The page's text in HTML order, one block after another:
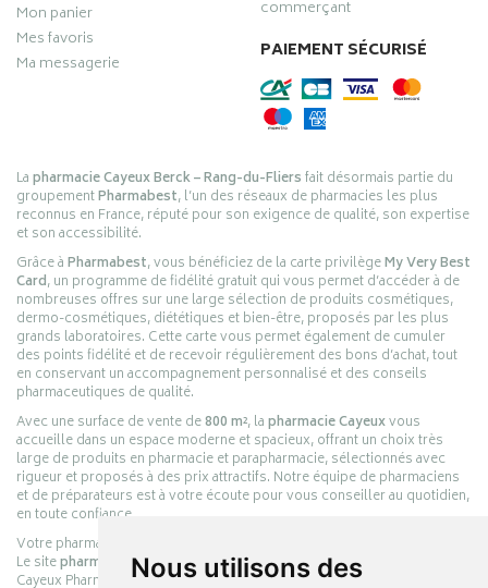
Nous utilisons des
Mon panier
Mes favoris
Ma messagerie
commerçant
PAIEMENT SÉCURISÉ
Lapharmacie Cayeux Berck – Rang-du-Fliersfait désormais partie du
groupementPharmabest, l’un des réseaux de pharmacies les plus
reconnus en France, réputé pour son exigence de qualité, son expertise
et son accessibilité.
Grâce àPharmabest, vous bénéficiez de la carte privilègeMy Very Best
Card, un programme de fidélité gratuit qui vous permet d’accéder à de
nombreuses offres sur une large sélection de produits cosmétiques,
dermo-cosmétiques, diététiques et bien-être, proposés par les plus
grands laboratoires. Cette carte vous permet également de cumuler
des points fidélité et de recevoir régulièrement des bons d’achat, tout
en conservant un accompagnement personnalisé et des conseils
pharmaceutiques de qualité.
Avec une surface de vente de800 m², lapharmacie Cayeuxvous
accueille dans un espace moderne et spacieux, offrant un choix très
large de produits en pharmacie et parapharmacie, sélectionnés avec
rigueur et proposés à des prix attractifs. Notre équipe de pharmaciens
et de préparateurs est à votre écoute pour vous conseiller au quotidien,
en toute confiance.
Votre pharmacie en ligne :
Le sitepharmacie-cayeux.frest le prolongement digital de la pharmacie
Cayeux Pharmabest Berck-sur-Mer – Rang-du-Fliers.